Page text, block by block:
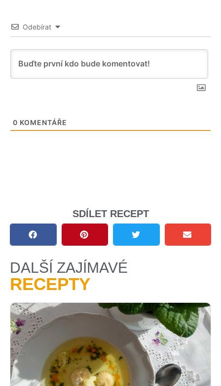
Odebírat
0 KOMENTÁŘE
SDÍLET RECEPT
DALŠÍ ZAJÍMAVÉ
RECEPTY